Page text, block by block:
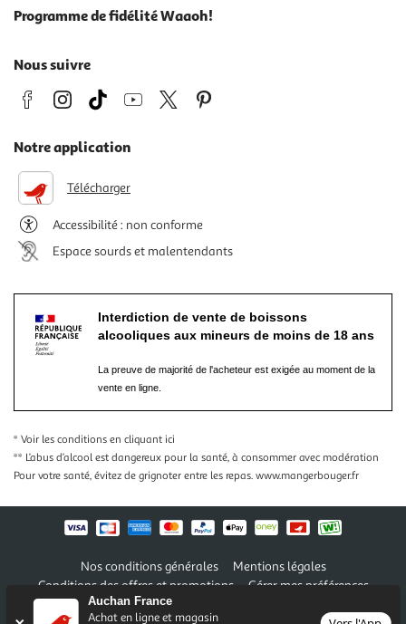
Auchan France
Achat en ligne et magasin
Programme de fidélité Waaoh!
Nous suivre
Notre application
Télécharger
Accessibilité : non conforme
Espace sourds et malentendants
Interdiction de vente de boissons
alcooliques aux mineurs de moins de 18 ans
La preuve de majorité de l'acheteur est exigée au moment de la
vente en ligne.
* Voir les conditions en cliquant ici
** L’abus d’alcool est dangereux pour la santé, à consommer avec modération
Pour votre santé, évitez de grignoter entre les repas. www.mangerbouger.fr
Nos conditions générales
Mentions légales
Conditions des offres et promotions
Gérer mes préférences
Politique de confidentialité